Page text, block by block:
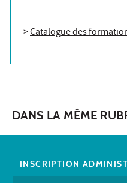
>Catalogue des
DANS LA MÊME
INSCRIPTION